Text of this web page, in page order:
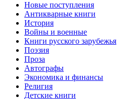
Новые поступления
Антикварные книги
История
Войны и военные
Книги русского зарубежья
Поэзия
Проза
Автографы
Экономика и финансы
Религия
Детские книги